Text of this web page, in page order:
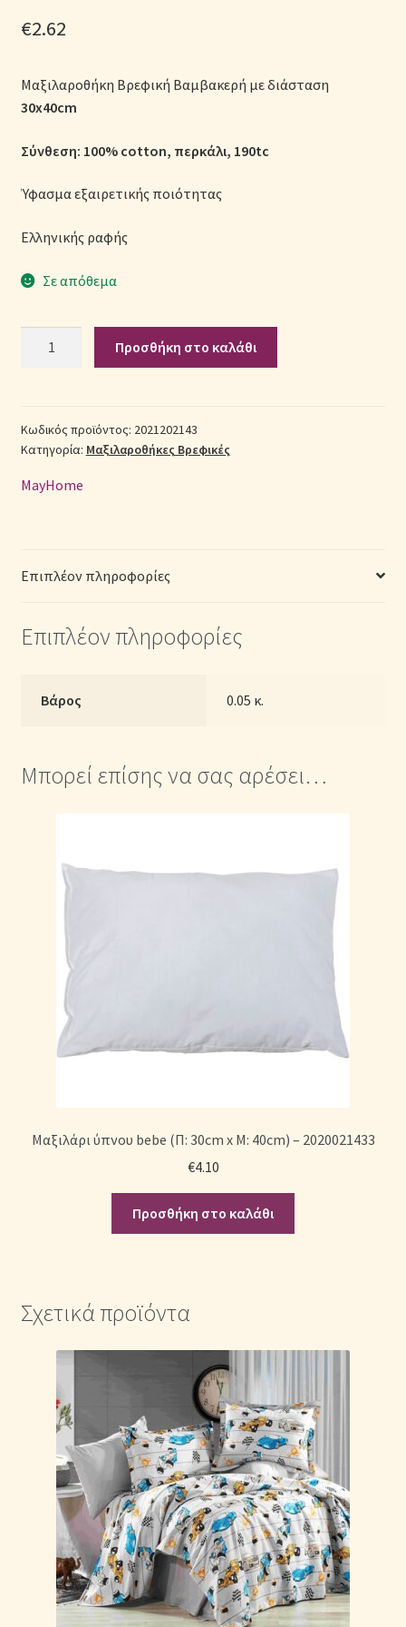
Όροι Χρήσης
Παιδικά Λευκά Είδη
Παπλώματα για Ζεστασιά & Άνεση
Πληρωμές
Σεντόνια Σετ
Σύνδεση
€2.62
Μαξιλαροθήκη Βρεφική Βαμβακερή με διάσταση
30x40cm
Σύνθεση: 100% cotton, περκάλι, 190tc
Ύφασμα εξαιρετικής ποιότητας
Ελληνικής ραφής
Σε απόθεμα
30cm
x
40cm)
Γαλάζιο
Προσθήκη στο καλάθι
Κωδικός προϊόντος: 2021202143
Κατηγορία: Μαξιλαροθήκες Βρεφικές
MayHome
Επιπλέον πληροφορίες
Επιπλέον πληροφορίες
Βάρος 0.05 κ.
Μπορεί επίσης να σας αρέσει…
Μαξιλάρι ύπνου bebe (Π: 30cm x Μ: 40cm) – 2020021433
€4.10
Προσθήκη στο καλάθι
Σχετικά προϊόντα